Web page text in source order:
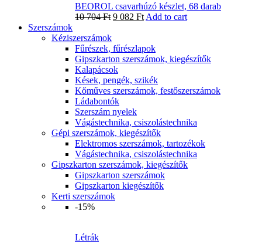
BEOROL csavarhúzó készlet, 68 darab
10 704Ft 9 082 Ft Add to cart
Szerszámok
Kéziszerszámok
Fűrészek, fűrészlapok
Gipszkarton szerszámok, kiegészítők
Kalapácsok
Kések, pengék, szikék
Kőműves szerszámok, festőszerszámok
Ládabontók
Szerszám nyelek
Vágástechnika, csiszolástechnika
Gépi szerszámok, kiegészítők
Elektromos szerszámok, tartozékok
Vágástechnika, csiszolástechnika
Gipszkarton szerszámok, kiegészítők
Gipszkarton szerszámok
Gipszkarton kiegészítők
Kerti szerszámok
-15%
Létrák